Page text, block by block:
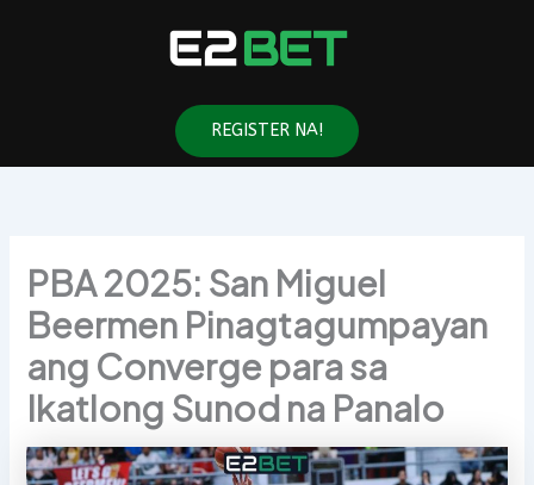
REGISTER NA!
PBA 2025: San Miguel
Beermen Pinagtagumpayan
ang Converge para sa
Ikatlong Sunod na Panalo